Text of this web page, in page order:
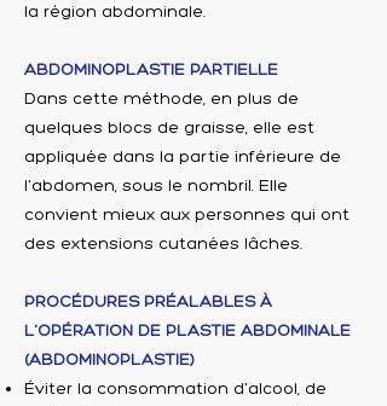
la région abdominale.
ABDOMINOPLASTIE PARTIELLE
Dans cette méthode, en plus de
quelques blocs de graisse, elle est
appliquée dans la partie inférieure de
l'abdomen, sous le nombril. Elle
convient mieux aux personnes qui ont
des extensions cutanées lâches.
PROCÉDURES PRÉALABLES À
L'OPÉRATION DE PLASTIE ABDOMINALE
(ABDOMINOPLASTIE)
Éviter la consommation d'alcool, de